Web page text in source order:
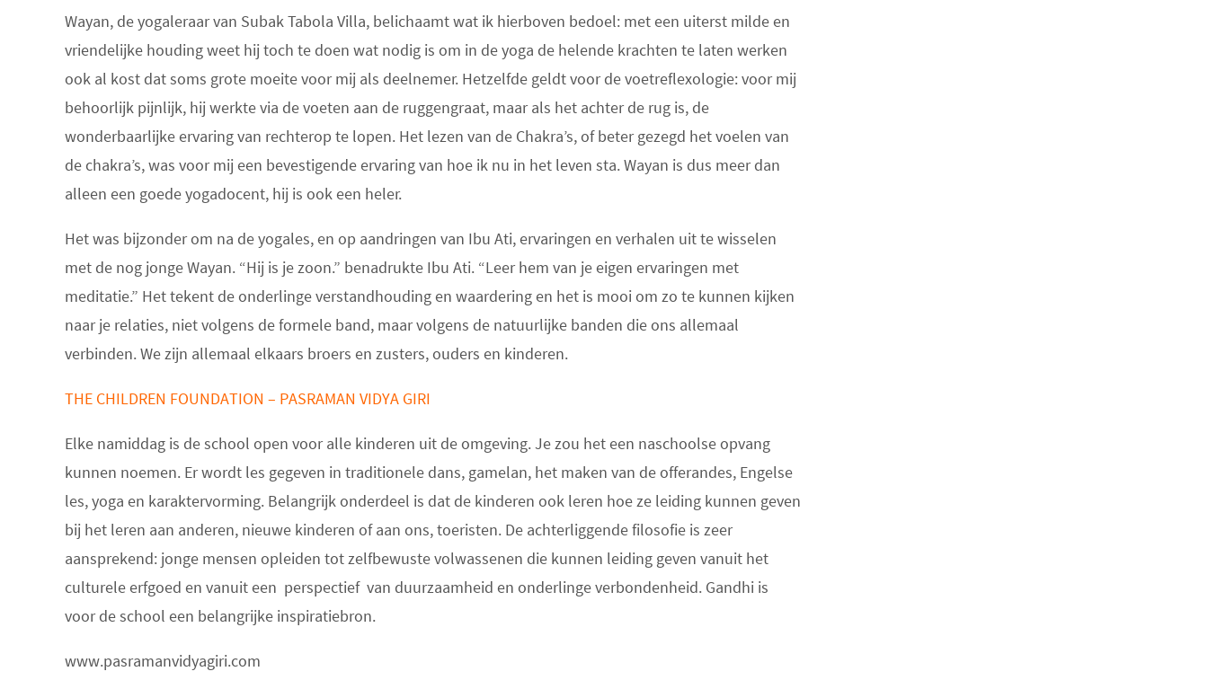
Wayan, de yogaleraar van Subak Tabola Villa, belichaamt wat ik hierboven bedoel: met een uiterst milde en
vriendelijke houding weet hij toch te doen wat nodig is om in de yoga de helende krachten te laten werken
ook al kost dat soms grote moeite voor mij als deelnemer. Hetzelfde geldt voor de voetreflexologie: voor mij
behoorlijk pijnlijk, hij werkte via de voeten aan de ruggengraat, maar als het achter de rug is, de
wonderbaarlijke ervaring van rechterop te lopen. Het lezen van de Chakra’s, of beter gezegd het voelen van
de chakra’s, was voor mij een bevestigende ervaring van hoe ik nu in het leven sta. Wayan is dus meer dan
alleen een goede yogadocent, hij is ook een heler.
Het was bijzonder om na de yogales, en op aandringen van Ibu Ati, ervaringen en verhalen uit te wisselen
met de nog jonge Wayan. “Hij is je zoon.” benadrukte Ibu Ati. “Leer hem van je eigen ervaringen met
meditatie.” Het tekent de onderlinge verstandhouding en waardering en het is mooi om zo te kunnen kijken
naar je relaties, niet volgens de formele band, maar volgens de natuurlijke banden die ons allemaal
verbinden. We zijn allemaal elkaars broers en zusters, ouders en kinderen.
THE CHILDREN FOUNDATION – PASRAMAN VIDYA GIRI
Elke namiddag is deschool open voor alle kinderen uit de omgeving. Je zou het een naschoolse opvang
kunnen noemen. Er wordt les gegeven in traditionele dans, gamelan, het maken van de offerandes, Engelse
les, yoga en karaktervorming. Belangrijk onderdeel is dat de kinderen ook leren hoe ze leiding kunnen geven
bij het leren aan anderen, nieuwe kinderen of aan ons, toeristen. De achterliggende filosofie is zeer
aansprekend: jonge mensen opleiden tot zelfbewuste volwassenen die kunnen leiding geven vanuit het
culturele erfgoed en vanuit een perspectief van duurzaamheid en onderlinge verbondenheid. Gandhi is
voor de school een belangrijke inspiratiebron.
www.pasramanvidyagiri.com